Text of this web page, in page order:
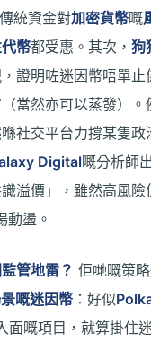
統資金對加密貨幣嘅
幣都受惠。其次， 狗
證明咗迷因幣唔單止
當然亦可以蒸發）
社交平台力撐某隻政
Digital嘅分析師
溢價」，雖然高風險
動盪。
管地雷？ 佢哋嘅策
嘅迷因幣 ：好似
面嘅項目，就算掛住